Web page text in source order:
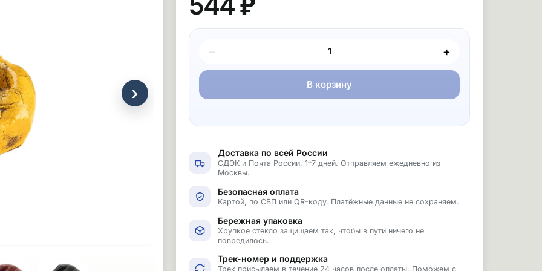
›
− +
В корзину
Доставка по всей России
СДЭК и Почта России, 1–7 дней. Отправляем ежедневно из
Москвы.
Безопасная оплата
Картой, по СБП или QR-коду. Платёжные данные не сохраняем.
Бережная упаковка
Хрупкое стекло защищаем так, чтобы в пути ничего не
повредилось.
Трек-номер и поддержка
Трек присылаем в течение 24 часов после оплаты. Поможем с